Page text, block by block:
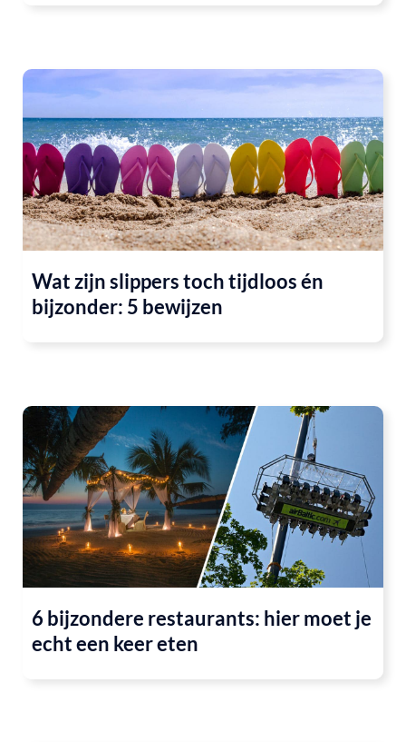
Wat zijn slippers toch tijdloos én
bijzonder: 5 bewijzen
6 bijzondere restaurants: hier moet je
echt een keer eten